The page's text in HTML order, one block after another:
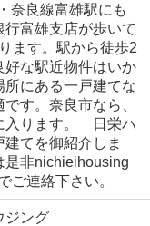
奈良線富雄駅にも
富雄支店が歩いて
ます。駅から徒歩2
な駅近物件はいか
所にある一戸建てな
す。奈良市なら、
入ります。 日栄ハ
てを御紹介しま
是非nichieihousing
ご連絡下さい。
ング